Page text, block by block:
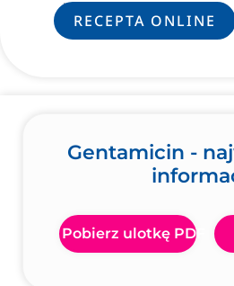
leczenie.
RECEPTA ONLINE
Gentamicin -
Pobierz ulotkę PDF